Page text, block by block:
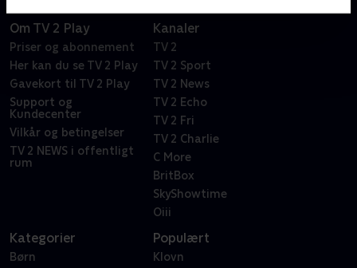
Om TV 2 Play
Priser og abonnement
Her kan du se TV 2 Play
Gavekort til TV 2 Play
Support og
Kundecenter
Vilkår og betingelser
TV 2 NEWS i offentligt
rum
Kanaler
TV 2
TV 2 Sport
TV 2 News
TV 2 Echo
TV 2 Fri
TV 2 Charlie
C More
BritBox
SkyShowtime
Oiii
Kategorier
Børn
Populært
Klovn